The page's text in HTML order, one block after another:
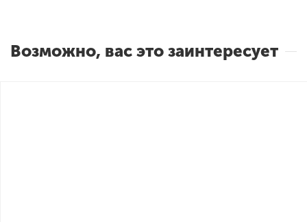
Возможно, вас это заинтересует